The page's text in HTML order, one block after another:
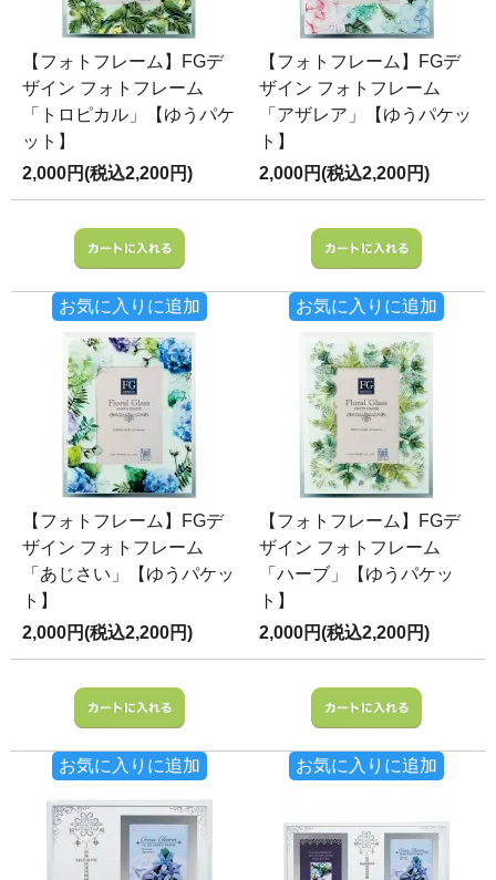
【フォトフレーム】FGデ
ザイン フォトフレーム
「トロピカル」【ゆうパケ
ット】
2,000円(税込2,200円)
お気に入りに追加
【フォトフレーム】FGデ
ザイン フォトフレーム
「アザレア」【ゆうパケッ
ト】
2,000円(税込2,200円)
お気に入りに追加
【フォトフレーム】FGデ
ザイン フォトフレーム
「あじさい」【ゆうパケッ
ト】
2,000円(税込2,200円)
お気に入りに追加
【フォトフレーム】FGデ
ザイン フォトフレーム
「ハーブ」【ゆうパケッ
ト】
2,000円(税込2,200円)
お気に入りに追加